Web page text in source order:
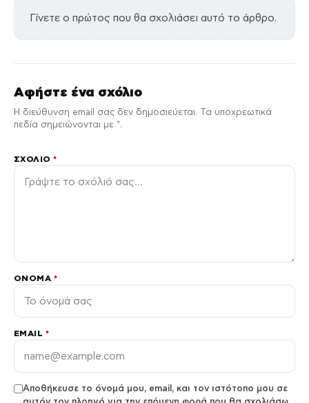
Γίνετε ο πρώτος που θα σχολιάσει αυτό το άρθρο.
Αφήστε ένα σχόλιο
Η διεύθυνση email σας δεν δημοσιεύεται. Τα υποχρεωτικά
πεδία σημειώνονται με *.
ΣΧΌΛΙΟ*
ΌΝΟΜΑ *
EMAIL *
Αποθήκευσε το όνομά μου, email, και τον ιστότοπο μου σε